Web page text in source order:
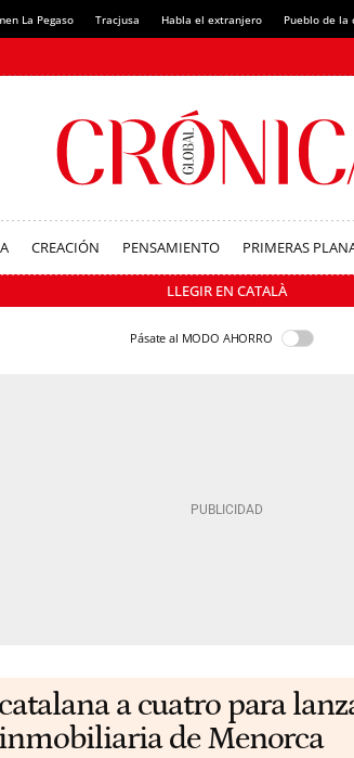
La Pegaso Tracjusa Habla el extranjero Pueblo de la
CREACIÓN PENSAMIENTO PRIMERAS
LLEGIR EN CATALÀ
Pásate al MODO AHORRO
a cuatro para
de Menorca